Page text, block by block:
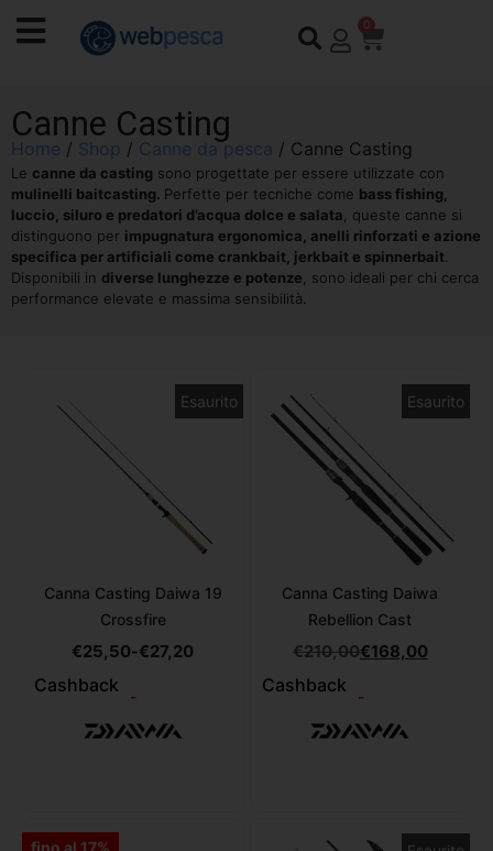
0
Canne Casting
Home / Shop / Canne da pesca / Canne Casting
Le canne da casting sono progettate per essere utilizzate con
mulinelli baitcasting. Perfette per tecniche come bass fishing,
luccio, siluro e predatori d’acqua dolce e salata , queste canne si
distinguono per impugnatura ergonomica, anelli rinforzati e azione
specifica per artificiali come crankbait, jerkbait e spinnerbait
Disponibili in diverse lunghezze e potenze , sono ideali per chi cerca
performance elevate e massima sensibilità.
Canna Casting Daiwa 19
Crossfire
Esaurito
€25,50-€27,20
Cashback
-
Canna Casting Daiwa
Rebellion Cast
Esaurito
€210,00€168,00
Cashback
-
fino al 17%